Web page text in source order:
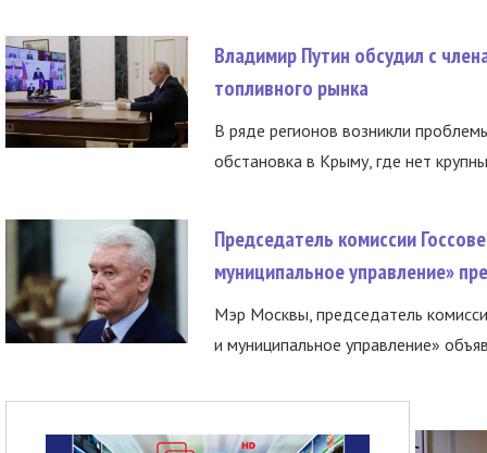
Владимир Путин обсудил с
топливного рынка
В ряде регионов возникли
обстановка в Крыму, где нет
Председатель комиссии
муниципальное управление»
Мэр Москвы, председатель
и муниципальное управление»